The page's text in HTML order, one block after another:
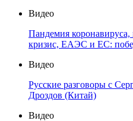
Видео
Пандемия
кризис, ЕАЭС и ЕС:
Видео
Русские разговоры с
Дроздов (Китай)
Видео